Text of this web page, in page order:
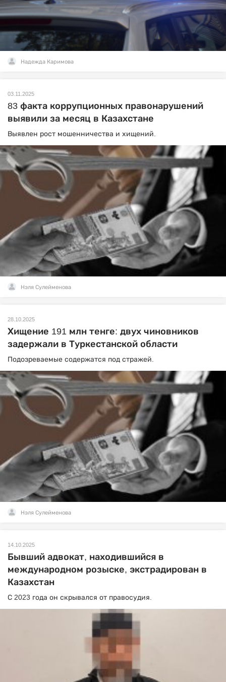
Надежда Каримова
03.11.2025
83 факта коррупционных правонарушений
выявили за месяц в Казахстане
Выявлен рост мошенничества и хищений.
Нэля Сулейменова
28.10.2025
Хищение 191 млн тенге: двух чиновников
задержали в Туркестанской области
Подозреваемые содержатся под стражей.
Нэля Сулейменова
14.10.2025
Бывший адвокат, находившийся в
международном розыске, экстрадирован в
Казахстан
С 2023 года он скрывался от правосудия.